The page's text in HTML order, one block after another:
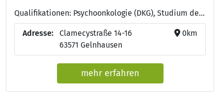
Qualifikationen: Psychoonkologie (DKG), Studium der Psychologie
Adresse:
Clamecystraße 14-16
63571 Gelnhausen
0km
mehr erfahren